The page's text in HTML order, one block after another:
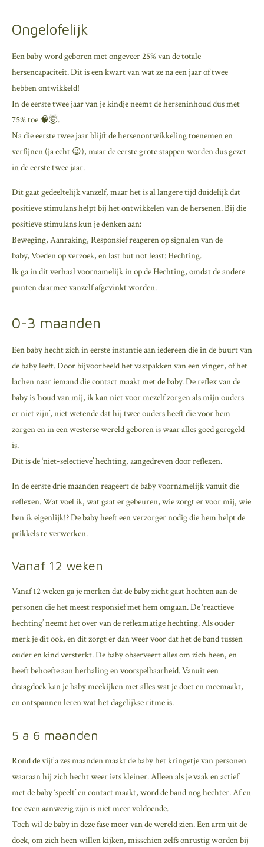
Ongelofelijk
Een baby word geboren met ongeveer 25% van de totale
hersencapaciteit. Dit is een kwart van wat ze na een jaar of twee
hebben ontwikkeld!
In de eerste twee jaar van je kindje neemt de herseninhoud dus met
75% toe 🧠🤯.
Na die eerste twee jaar blijft de hersenontwikkeling toenemen en
verfijnen (ja echt 😉), maar de eerste grote stappen worden dus gezet
in de eerste twee jaar.
Dit gaat gedeeltelijk vanzelf, maar het is al langere tijd duidelijk dat
positieve stimulans helpt bij het ontwikkelen van de hersenen. Bij die
positieve stimulans kun je denken aan:
Beweging, Aanraking, Responsief reageren op signalen van de
baby, Voeden op verzoek, en last but not least: Hechting.
Ik ga in dit verhaal voornamelijk in op de Hechting, omdat de andere
punten daarmee vanzelf afgevinkt worden.
0-3 maanden
Een baby hecht zich in eerste instantie aan iedereen die in de buurt van
de baby leeft. Door bijvoorbeeld het vastpakken van een vinger, of het
lachen naar iemand die contact maakt met de baby. De reflex van de
baby is ‘houd van mij, ik kan niet voor mezelf zorgen als mijn ouders
er niet zijn’, niet wetende dat hij twee ouders heeft die voor hem
zorgen en in een westerse wereld geboren is waar alles goed geregeld
is.
Dit is de ‘niet-selectieve’ hechting, aangedreven door reflexen.
In de eerste drie maanden reageert de baby voornamelijk vanuit die
reflexen. Wat voel ik, wat gaat er gebeuren, wie zorgt er voor mij, wie
ben ik eigenlijk!? De baby heeft een verzorger nodig die hem helpt de
prikkels te verwerken.
Vanaf 12 weken
Vanaf 12 weken ga je merken dat de baby zicht gaat hechten aan de
personen die het meest responsief met hem omgaan. De ‘reactieve
hechting’ neemt het over van de reflexmatige hechting. Als ouder
merk je dit ook, en dit zorgt er dan weer voor dat het de band tussen
ouder en kind versterkt. De baby observeert alles om zich heen, en
heeft behoefte aan herhaling en voorspelbaarheid. Vanuit een
draagdoek kan je baby meekijken met alles wat je doet en meemaakt,
en ontspannen leren wat het dagelijkse ritme is.
5 a 6 maanden
Rond de vijf a zes maanden maakt de baby het kringetje van personen
waaraan hij zich hecht weer iets kleiner. Alleen als je vaak en actief
met de baby ‘speelt’ en contact maakt, word de band nog hechter. Af en
toe even aanwezig zijn is niet meer voldoende.
Toch wil de baby in deze fase meer van de wereld zien. Een arm uit de
doek, om zich heen willen kijken, misschien zelfs onrustig worden bij